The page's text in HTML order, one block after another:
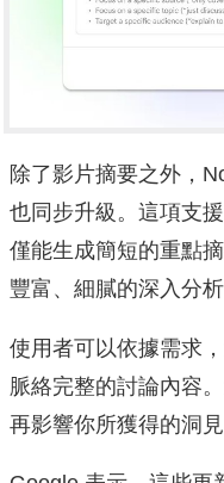
除了影片摘要之外，
也同步升級。這項支
僅能生成簡短的重點
豐富、細膩的深入分析
使用者可以依據需求
脈絡完整的討論內容
再影響你所獲得的洞見